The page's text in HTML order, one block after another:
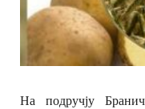
На подручју